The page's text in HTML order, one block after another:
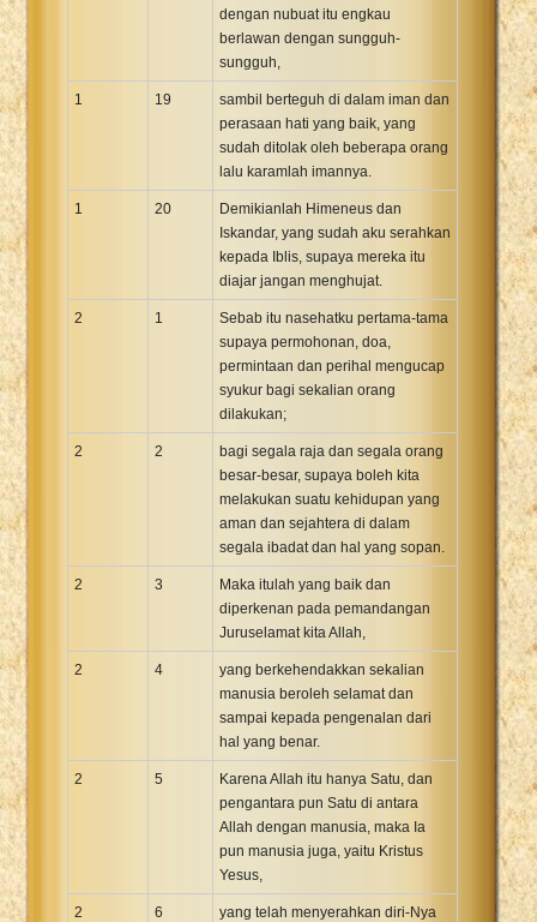
dengan nubuat itu engkau
berlawan dengan sungguh-
sungguh,
1 19
sambil berteguh di dalam iman dan
perasaan hati yang baik, yang
sudah ditolak oleh beberapa orang
lalu karamlah imannya.
1 20
Demikianlah Himeneus dan
Iskandar, yang sudah aku serahkan
kepada Iblis, supaya mereka itu
diajar jangan menghujat.
2 1
Sebab itu nasehatku pertama-tama
supaya permohonan, doa,
permintaan dan perihal mengucap
syukur bagi sekalian orang
dilakukan;
2 2
bagi segala raja dan segala orang
besar-besar, supaya boleh kita
melakukan suatu kehidupan yang
aman dan sejahtera di dalam
segala ibadat dan hal yang sopan.
2 3
Maka itulah yang baik dan
diperkenan pada pemandangan
Juruselamat kita Allah,
2 4
yang berkehendakkan sekalian
manusia beroleh selamat dan
sampai kepada pengenalan dari
hal yang benar.
2 5
Karena Allah itu hanya Satu, dan
pengantara pun Satu di antara
Allah dengan manusia, maka Ia
pun manusia juga, yaitu Kristus
Yesus,
2 6
yang telah menyerahkan diri-Nya